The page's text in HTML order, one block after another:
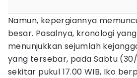
Namun, kepergiannya
besar. Pasalnya, kronologi
menunjukkan sejumlah
yang tersebar, pada Sabtu
sekitar pukul 17.00 WIB, Iko